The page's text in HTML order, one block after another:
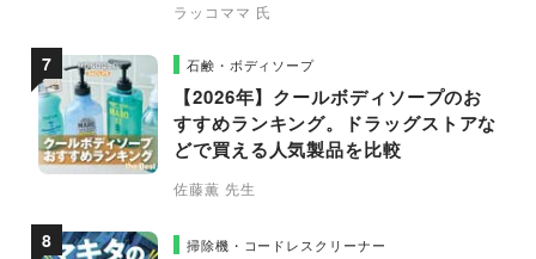
ラッコママ 氏
石鹸・ボディソープ
【2026年】クールボディソープのお
すすめランキング。ドラッグストアな
どで買える人気製品を比較
佐藤薫 先生
掃除機・コードレスクリーナー